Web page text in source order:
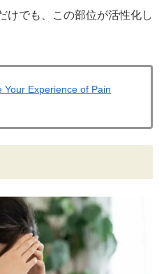
けでも、この部位が活性化し
Your Experience of Pain